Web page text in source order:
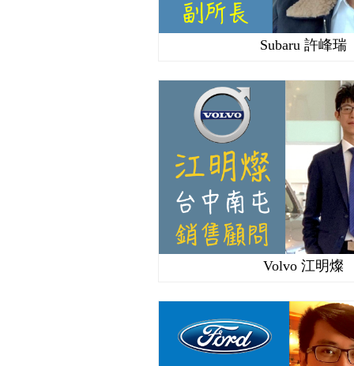
Subaru 許峰瑞
Volvo 江明燦